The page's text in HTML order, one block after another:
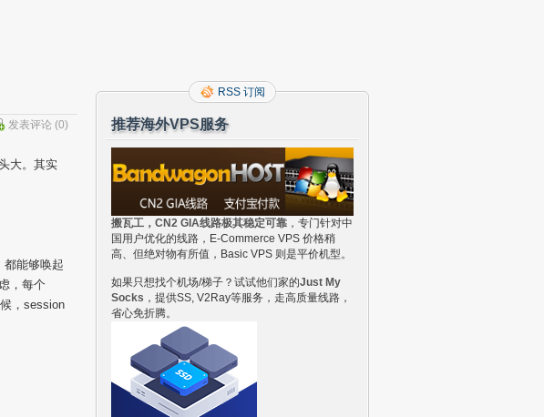
发表评论 (0)
大。其实
都能够唤起
，每个
，session
RSS 订阅
推荐海外VPS服务
搬瓦工，CN2 GIA线路极其稳定可靠 ，专门针对中
国用户优化的线路，E-Commerce VPS 价格稍
高、但绝对物有所值，Basic VPS 则是平价机型。
如果只想找个机场/梯子？试试他们家的Just My
Socks ，提供SS, V2Ray等服务，走高质量线路，
省心免折腾。